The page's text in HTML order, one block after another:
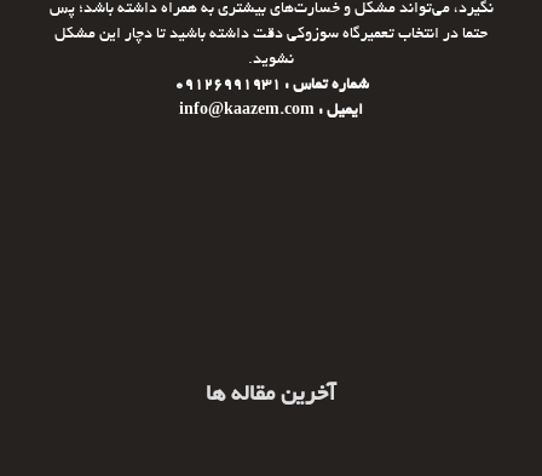
نگیرد، می‌تواند مشکل و خسارت‌های بیشتری به همراه داشته باشد؛ پس
حتما در انتخاب تعمیرگاه سوزوکی دقت داشته باشید تا دچار این مشکل
نشوید.
شماره تماس : 09126991931
ایمیل : info@kaazem.com
آخرین مقاله ها